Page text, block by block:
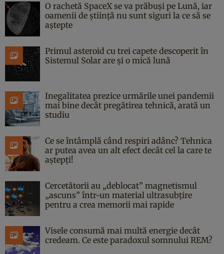
O rachetă SpaceX se va prăbuși pe Lună, iar
oamenii de știință nu sunt siguri la ce să se
aștepte
Primul asteroid cu trei capete descoperit în
Sistemul Solar are și o mică lună
Inegalitatea prezice urmările unei pandemii
mai bine decât pregătirea tehnică, arată un
studiu
Ce se întâmplă când respiri adânc? Tehnica
ar putea avea un alt efect decât cel la care te
aștepți!
Cercetătorii au „deblocat” magnetismul
„ascuns” într-un material ultrasubțire
pentru a crea memorii mai rapide
Visele consumă mai multă energie decât
credeam. Ce este paradoxul somnului REM?